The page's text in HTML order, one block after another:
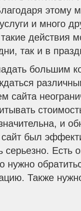
этому
и много
действия
так и в
большим
сайта
и
был
серьезно. Есть
нужно
Также